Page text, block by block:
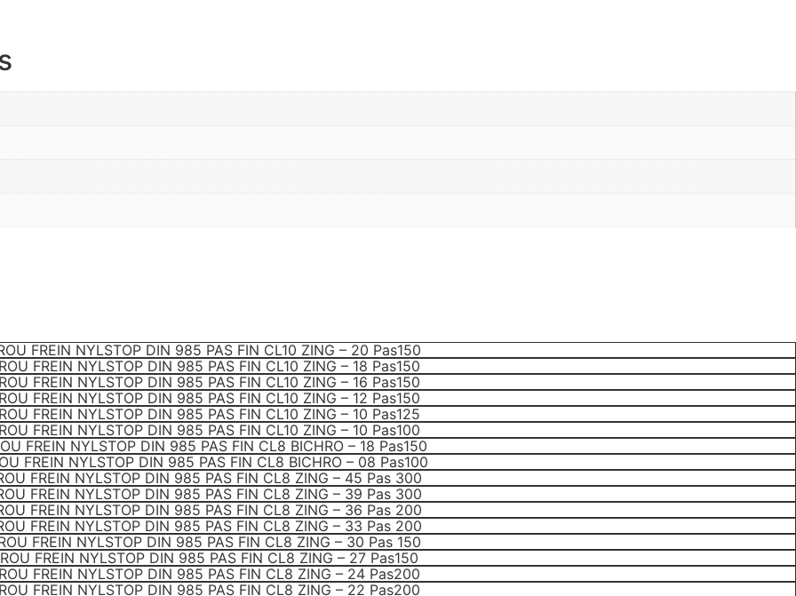
FREIN NYLSTOP DIN 985 PAS FIN CL10 ZING – 20 Pas150
FREIN NYLSTOP DIN 985 PAS FIN CL10 ZING – 18 Pas150
FREIN NYLSTOP DIN 985 PAS FIN CL10 ZING – 16 Pas150
FREIN NYLSTOP DIN 985 PAS FIN CL10 ZING – 12 Pas150
FREIN NYLSTOP DIN 985 PAS FIN CL10 ZING – 10 Pas125
FREIN NYLSTOP DIN 985 PAS FIN CL10 ZING – 10 Pas100
FREIN NYLSTOP DIN 985 PAS FIN CL8 BICHRO – 18 Pas150
FREIN NYLSTOP DIN 985 PAS FIN CL8 BICHRO – 08 Pas100
FREIN NYLSTOP DIN 985 PAS FIN CL8 ZING – 45 Pas 300
FREIN NYLSTOP DIN 985 PAS FIN CL8 ZING – 39 Pas 300
FREIN NYLSTOP DIN 985 PAS FIN CL8 ZING – 36 Pas 200
FREIN NYLSTOP DIN 985 PAS FIN CL8 ZING – 33 Pas 200
FREIN NYLSTOP DIN 985 PAS FIN CL8 ZING – 30 Pas 150
FREIN NYLSTOP DIN 985 PAS FIN CL8 ZING – 27 Pas150
FREIN NYLSTOP DIN 985 PAS FIN CL8 ZING – 24 Pas200
FREIN NYLSTOP DIN 985 PAS FIN CL8 ZING – 22 Pas200